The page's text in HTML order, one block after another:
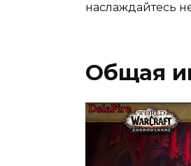
наслаждайтесь
Общая